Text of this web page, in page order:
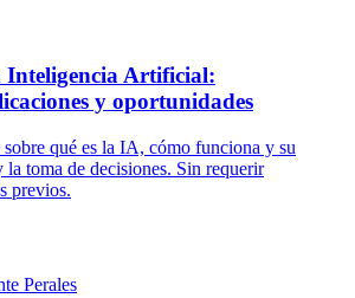
Artificial:
y oportunidades
qué es la IA, cómo funciona y su
toma de decisiones. Sin requerir
previos.
Perales